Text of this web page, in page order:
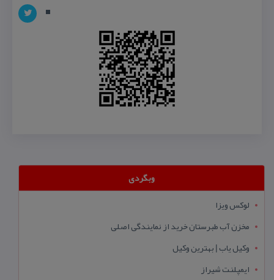
وبگردی
لوکس ویزا
مخزن آب طبرستان خرید از نمایندگی اصلی
وکیل یاب | بهترین وکیل
ایمپلنت شیراز